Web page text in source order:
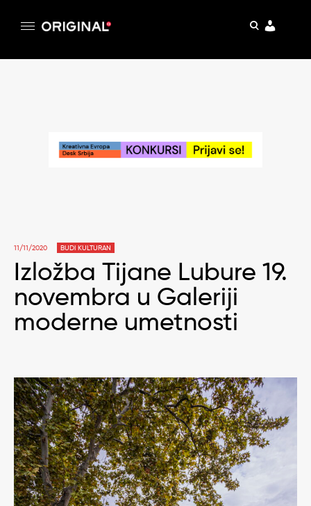
pretraga
11/11/2020 BUDI KULTURAN
Izložba Tijane Lubure 19.
novembra u Galeriji
moderne umetnosti